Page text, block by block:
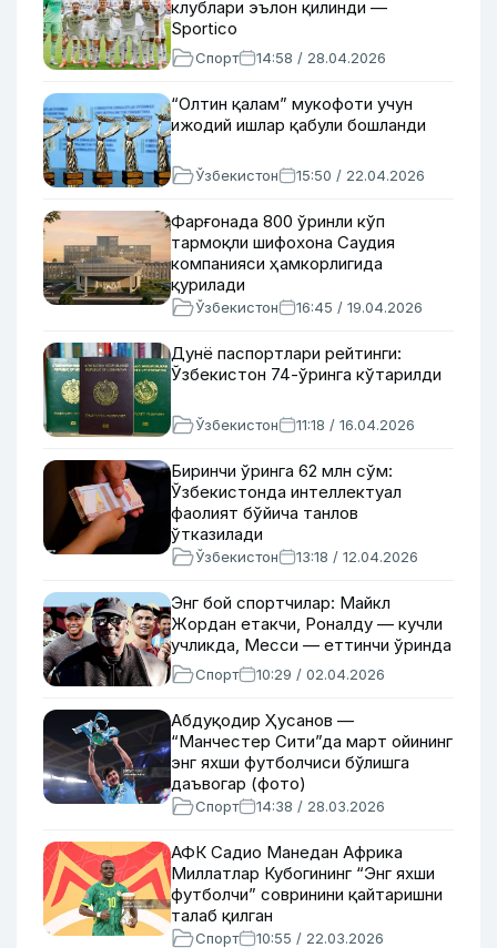
клублари эълон қилинди —
Sportico
Спорт 14:58 / 28.04.2026
“Олтин қалам” мукофоти учун
ижодий ишлар қабули бошланди
Ўзбекистон 15:50 / 22.04.2026
Фарғонада 800 ўринли кўп
тармоқли шифохона Саудия
компанияси ҳамкорлигида
қурилади
Ўзбекистон 16:45 / 19.04.2026
Дунё паспортлари рейтинги:
Ўзбекистон 74-ўринга кўтарилди
Ўзбекистон 11:18 / 16.04.2026
Биринчи ўринга 62 млн сўм:
Ўзбекистонда интеллектуал
фаолият бўйича танлов
ўтказилади
Ўзбекистон 13:18 / 12.04.2026
Энг бой спортчилар: Майкл
Жордан етакчи, Роналду — кучли
учликда, Месси — еттинчи ўринда
Спорт 10:29 / 02.04.2026
Абдуқодир Ҳусанов —
“Манчестер Сити”да март ойининг
энг яхши футболчиси бўлишга
даъвогар (фото)
Спорт 14:38 / 28.03.2026
АФК Садио Манедан Африка
Миллатлар Кубогининг “Энг яхши
футболчи” совринини қайтаришни
талаб қилган
Спорт 10:55 / 22.03.2026